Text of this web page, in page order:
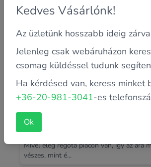
Hogyan használd az SSD-t?
Bizony nem mindegy miként, és hogyan
Mivel elég régóta piacon van, így az ára
vészes, mint é...
Kedves Vásárlónk!
Az üzletünk hosszabb ideig
Jelenleg csak webáruházon
csomag küldéssel tudunk
Ha kérdésed van, keress minket
+36-20-981-3041-es
Ok